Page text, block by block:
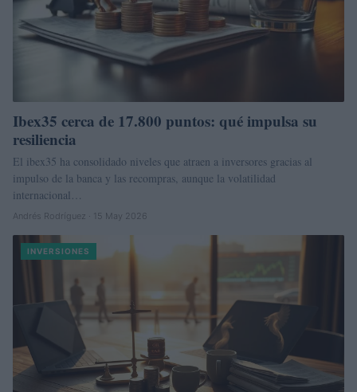
Ibex35 cerca de 17.800 puntos: qué impulsa su
resiliencia
El ibex35 ha consolidado niveles que atraen a inversores gracias al
impulso de la banca y las recompras, aunque la volatilidad
internacional…
Andrés Rodríguez · 15 May 2026
INVERSIONES